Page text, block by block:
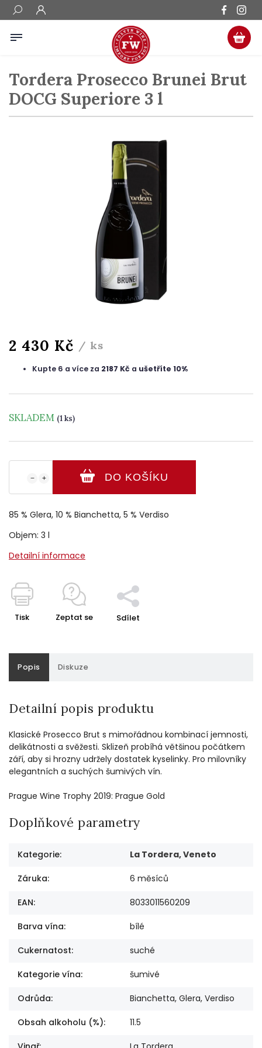
Tordera Prosecco Brunei Brut
DOCG Superiore 3 l
2 430 Kč / ks
Kupte 6 a více za 2187 Kč a ušetříte 10%
SKLADEM (1 ks)
+
− DO KOŠÍKU
85 % Glera, 10 % Bianchetta, 5 % Verdiso
Objem: 3 l
Detailní informace
Tisk Zeptat se Sdílet
Popis Diskuze
Detailní popis produktu
Klasické Prosecco Brut s mimořádnou kombinací jemnosti,
delikátnosti a svěžesti. Sklizeň probíhá většinou počátkem
září, aby si hrozny udržely dostatek kyselinky. Pro milovníky
elegantních a suchých šumivých vín.
Prague Wine Trophy 2019: Prague Gold
Doplňkové parametry
Kategorie: La Tordera, Veneto
Záruka: 6 měsíců
EAN: 8033011560209
Barva vína: bílé
Cukernatost: suché
Kategorie vína: šumivé
Odrůda: Bianchetta, Glera, Verdiso
Obsah alkoholu (%): 11.5